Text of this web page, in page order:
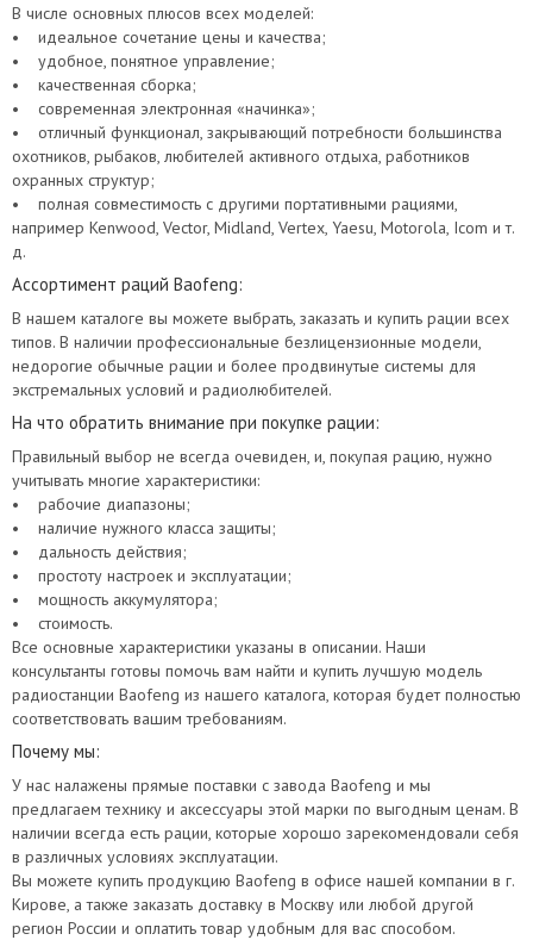
В числе основных плюсов всех моделей:
• идеальное сочетание цены и качества;
• удобное, понятное управление;
• качественная сборка;
• современная электронная «начинка»;
• отличный функционал, закрывающий потребности большинства
охотников, рыбаков, любителей активного отдыха, работников
охранных структур;
• полная совместимость с другими портативными рациями,
например Kenwood, Vector, Midland, Vertex, Yaesu, Motorola, Icom и т.
д.
Ассортимент раций Baofeng:
В нашем каталоге вы можете выбрать, заказать и купить рации всех
типов. В наличии профессиональные безлицензионные модели,
недорогие обычные рации и более продвинутые системы для
экстремальных условий и радиолюбителей.
На что обратить внимание при покупке рации:
Правильный выбор не всегда очевиден, и, покупая рацию, нужно
учитывать многие характеристики:
• рабочие диапазоны;
• наличие нужного класса защиты;
• дальность действия;
• простоту настроек и эксплуатации;
• мощность аккумулятора;
• стоимость.
Все основные характеристики указаны в описании. Наши
консультанты готовы помочь вам найти и купить лучшую модель
радиостанции Baofeng из нашего каталога, которая будет полностью
соответствовать вашим требованиям.
Почему мы:
У нас налажены прямые поставки с завода Baofeng и мы
предлагаем технику и аксессуары этой марки по выгодным ценам. В
наличии всегда есть рации, которые хорошо зарекомендовали себя
в различных условиях эксплуатации.
Вы можете купить продукцию Baofeng в офисе нашей компании в г.
Кирове, а также заказать доставку в Москву или любой другой
регион России и оплатить товар удобным для вас способом.